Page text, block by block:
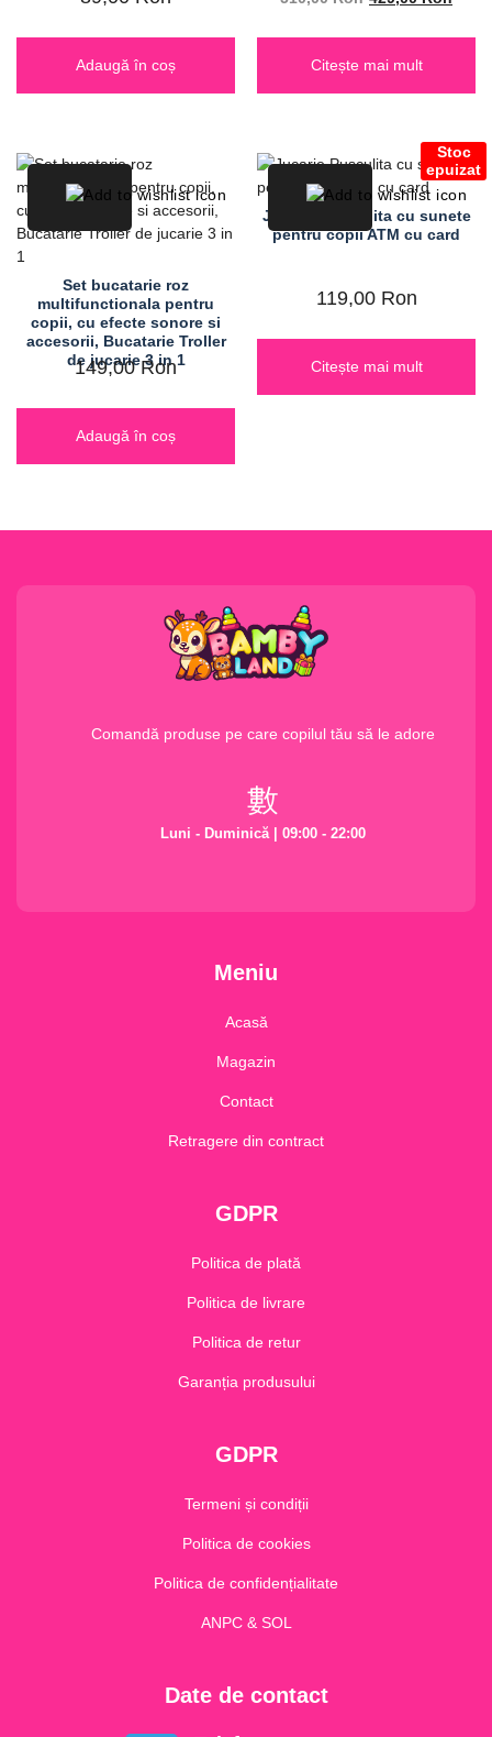
Adaugă în coș Citește mai mult
Set bucatarie roz
multifunctionala pentru
copii, cu efecte sonore si
accesorii, Bucatarie Troller
de jucarie 3 in 1
149,00Ron
Adaugă în coș
Stoc
epuizat
Jucarie Pusculita cu sunete
pentru copii ATM cu card
119,00 Ron
Citește mai mult
Comandă produse pe care copilul tău să le adore
Luni - Duminică | 09:00 - 22:00
Meniu
Acasă
Magazin
Contact
Retragere din contract
GDPR
Politica de plată
Politica de livrare
Politica de retur
Garanția produsului
GDPR
Termeni și condiții
Politica de cookies
Politica de confidențialitate
ANPC & SOL
Date de contact